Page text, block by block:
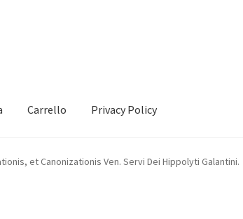
Carrello Privacy Policy
et Canonizationis Ven. Servi Dei Hippolyti Galantini.